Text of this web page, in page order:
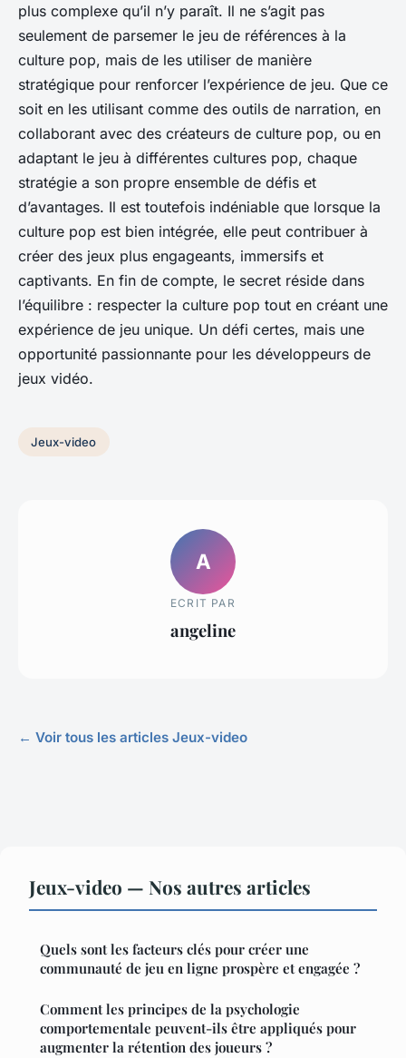
plus complexe qu’il n’y paraît. Il ne s’agit pas
seulement de parsemer le jeu de références à la
culture pop, mais de les utiliser de manière
stratégique pour renforcer l’expérience de jeu. Que ce
soit en les utilisant comme des outils de narration, en
collaborant avec des créateurs de culture pop, ou en
adaptant le jeu à différentes cultures pop, chaque
stratégie a son propre ensemble de défis et
d’avantages. Il est toutefois indéniable que lorsque la
culture pop est bien intégrée, elle peut contribuer à
créer des jeux plus engageants, immersifs et
captivants. En fin de compte, le secret réside dans
l’équilibre : respecter la culture pop tout en créant une
expérience de jeu unique. Un défi certes, mais une
opportunité passionnante pour les développeurs de
jeux vidéo.
Jeux-video
A
ECRIT PAR
angeline
← Voir tous les articles Jeux-video
Jeux-video — Nos autres articles
Quels sont les facteurs clés pour créer une
communauté de jeu en ligne prospère et engagée ?
Comment les principes de la psychologie
comportementale peuvent-ils être appliqués pour
augmenter la rétention des joueurs ?